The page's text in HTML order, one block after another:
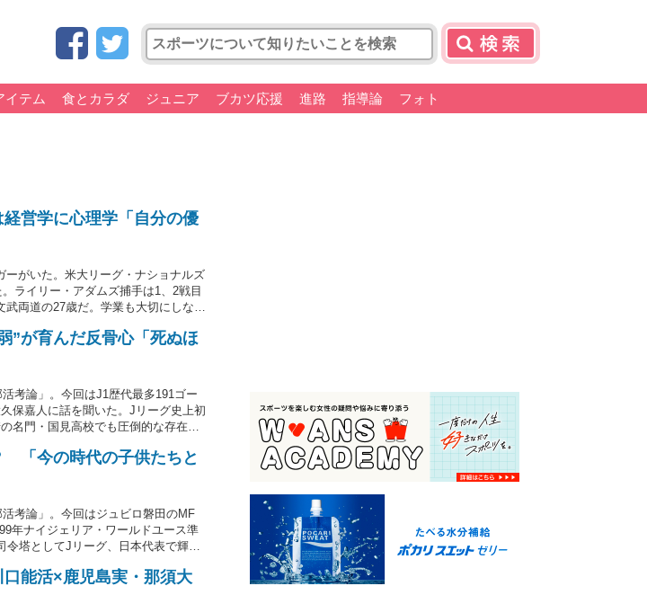
イテム 食とカラダ ジュニア ブカツ応援 進路 指導論 フォト
営学に心理学「自分の優
がいた。米大リーグ・ナショナルズ
ライリー・アダムズ捕手は1、2戦目
両道の27歳だ。学業も大切にしなが
”が育んだ反骨心「死ぬほ
考論」。今回はJ1歴代最多191ゴー
保嘉人に話を聞いた。Jリーグ史上初
名門・国見高校でも圧倒的な存在感
支える土台となった。（取材・文＝
「今の時代の子供たちと
考論」。今回はジュビロ磐田のMF
年ナイジェリア・ワールドユース準
令塔としてJリーグ、日本代表で輝か
能活×鹿児島実・那須大